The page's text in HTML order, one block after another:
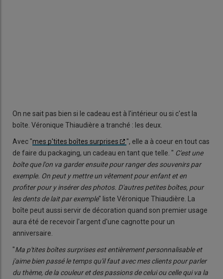
On ne sait pas bien si le cadeau est à l'intérieur ou si c'est la
boîte. Véronique Thiaudière a tranché : les deux.
Avec "mes p'tites boîtes surprises
", elle a à coeur en tout cas
de faire du packaging, un cadeau en tant que telle. " C'est une
boîte que l'on va garder ensuite pour ranger des souvenirs par
exemple. On peut y mettre un vêtement pour enfant et en
profiter pour y insérer des photos. D'autres petites boîtes, pour
les dents de lait par exemple" liste Véronique Thiaudière. La
boîte peut aussi servir de décoration quand son premier usage
aura été de recevoir l'argent d'une cagnotte pour un
anniversaire.
"Ma p'tites boîtes surprises est entièrement personnalisable et
j'aime bien passé le temps qu'il faut avec mes clients pour parler
du thème, de la couleur et des passions de celui ou celle qui va la